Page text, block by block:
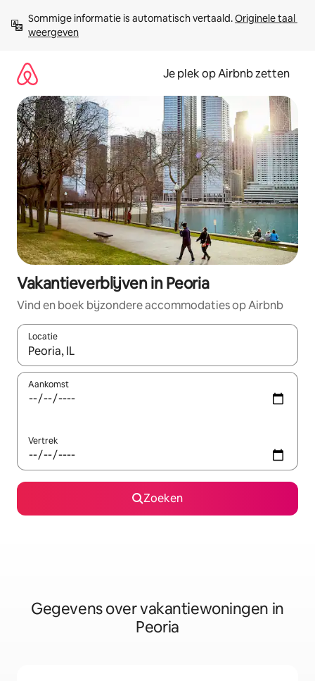
direct
naar
Sommige informatie is automatisch vertaald. Originele taal
weergeven
Je plek op Airbnb zetten
Vakantieverblijven in Peoria
Vind en boek bijzondere accommodaties op Airbnb
Locatie
Wanneer er resultaten beschikbaar zijn, maak je een keuze
Aankomst
Vertrek
Zoeken
Gegevens over vakantiewoningen in
Peoria